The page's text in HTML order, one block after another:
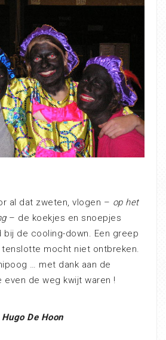
al dat zweten, vlogen – op het
– de koekjes en snoepjes
bij de cooling-down. Een greep
mocht niet ontbreken.
… met dank aan de
even de weg kwijt waren !
Hugo De Hoon